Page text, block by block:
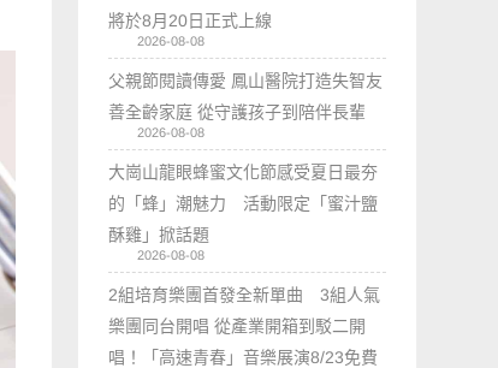
將於8月20日正式上線
2026-08-08
父親節閱讀傳愛 鳳山醫院打造失智友
善全齡家庭 從守護孩子到陪伴長輩
2026-08-08
大崗山龍眼蜂蜜文化節感受夏日最夯
的「蜂」潮魅力 活動限定「蜜汁鹽
酥雞」掀話題
2026-08-08
2組培育樂團首發全新單曲 3組人氣
樂團同台開唱 從產業開箱到駁二開
唱！「高速青春」音樂展演8/23免費